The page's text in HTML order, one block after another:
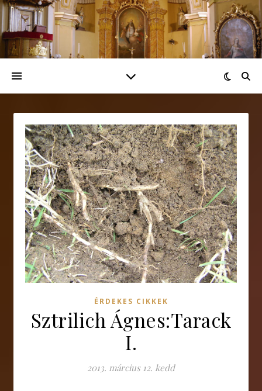
ÉRDEKES CIKKEK
Sztrilich Ágnes:Tarack
I.
2013. március 12. kedd